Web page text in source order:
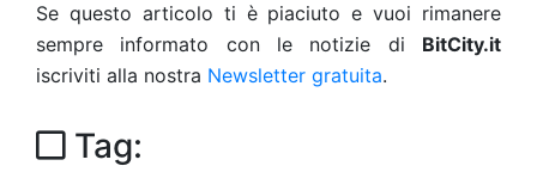
Se questo articolo ti è piaciuto e vuoi rimanere
sempre informato con le notizie di BitCity.it
iscriviti alla nostra Newsletter gratuita.
Tag: